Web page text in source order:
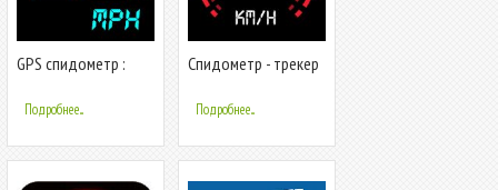
GPS спидометр :
скорость трекер
Подробнее...
Спидометр - трекер
дальномер,
одометр
Подробнее...